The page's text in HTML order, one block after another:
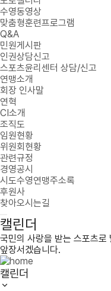
수영동영상
맞춤형훈련프로그램
Q&A
민원게시판
인권상담신고
스포츠윤리센터 상담/신고
연맹소개
회장 인사말
연혁
CI소개
조직도
임원현황
위원회현황
관련규정
경영공시
시도수영연맹주소록
후원사
찾아오시는길
캘린더
국민의 사랑을 받는 스포츠로
앞장서겠습니다.
캘린더